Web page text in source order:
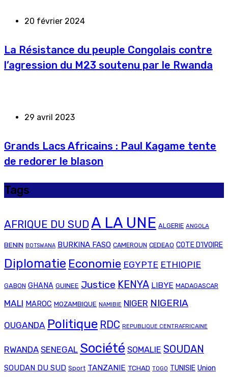
20 février 2024
La Résistance du peuple Congolais contre
l’agression du M23 soutenu par le Rwanda
29 avril 2023
Grands Lacs Africains : Paul Kagame tente
de redorer le blason
Tags
AFRIQUE DU SUD A LA UNE ALGERIE ANGOLA
BENIN BOTSWANA BURKINA FASO CAMEROUN CEDEAO COTE D'IVOIRE
Diplomatie Economie EGYPTE ETHIOPIE
GABON GHANA GUINEE Justice KENYA LIBYE MADAGASCAR
MALI MAROC MOZAMBIQUE NAMIBIE NIGER NIGERIA
OUGANDA Politique RDC REPUBLIQUE CENTRAFRICAINE
RWANDA SENEGAL Société SOMALIE SOUDAN
SOUDAN DU SUD Sport TANZANIE TCHAD TOGO TUNISIE Union